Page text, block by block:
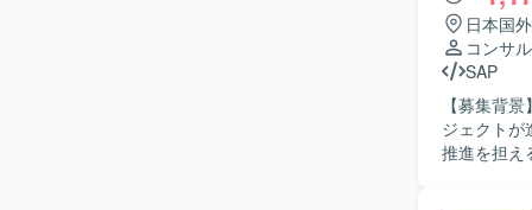
る知見を
ロールのスキ
アプリお
Linuxコマ
日本国外
コンサル
SAP
【募集背
ジェクトが
推進を担え